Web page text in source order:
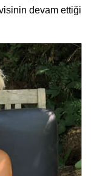
devam ettiği